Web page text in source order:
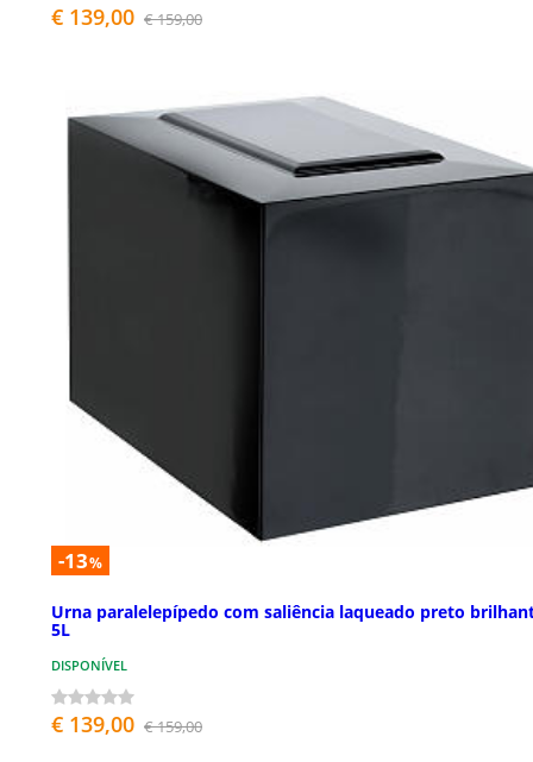
€ 139,00 € 159,00
-13%
Urna paralelepípedo com saliência laqueado preto
5L
DISPONÍVEL
€ 139,00 € 159,00